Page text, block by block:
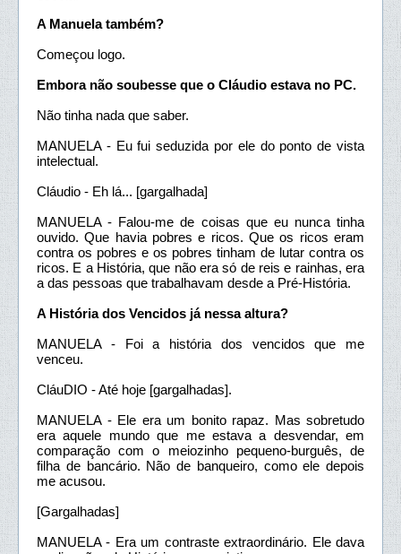
A Manuela também?
Começou logo.
Embora não soubesse que o Cláudio estava no PC.
Não tinha nada que saber.
MANUELA - Eu fui seduzida por ele do ponto de vista
intelectual.
Cláudio - Eh lá... [gargalhada]
MANUELA - Falou-me de coisas que eu nunca tinha
ouvido. Que havia pobres e ricos. Que os ricos eram
contra os pobres e os pobres tinham de lutar contra os
ricos. E a História, que não era só de reis e rainhas, era
a das pessoas que trabalhavam desde a Pré-História.
A História dos Vencidos já nessa altura?
MANUELA - Foi a história dos vencidos que me
venceu.
CláuDIO - Até hoje [gargalhadas].
MANUELA - Ele era um bonito rapaz. Mas sobretudo
era aquele mundo que me estava a desvendar, em
comparação com o meiozinho pequeno-burguês, de
filha de bancário. Não de banqueiro, como ele depois
me acusou.
[Gargalhadas]
MANUELA - Era um contraste extraordinário. Ele dava